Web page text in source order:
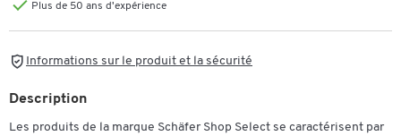
Plus de 50 ans d'expérience
Informations sur le produit et la sécurité
Description
Les produits de la marque Schäfer Shop Select se caractérisent par